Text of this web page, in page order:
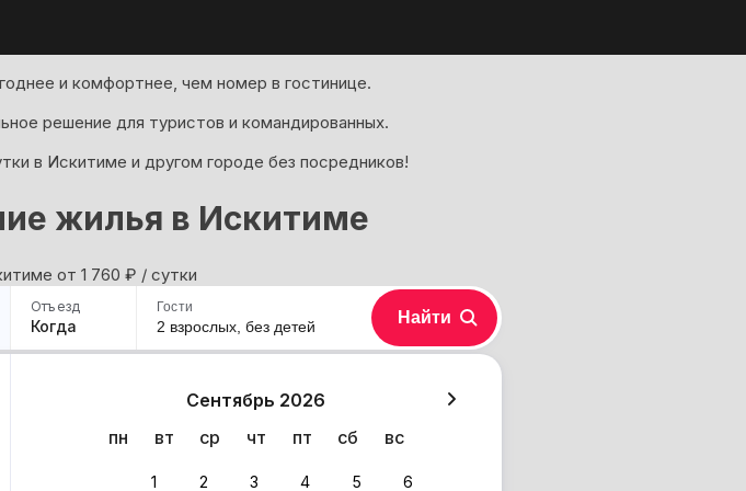
и комфортнее, чем номер в гостинице.
решение для туристов и командированных.
в Искитиме и другом городе без посредников!
жилья в Искитиме
oт 1 760 ₽ / сутки
Отъезд
Когда
Сентябрь 2026
пн
вт ср чт пт сб вс
1 2 3 4 5 6
Гости
2 взрослых, без детей Найти